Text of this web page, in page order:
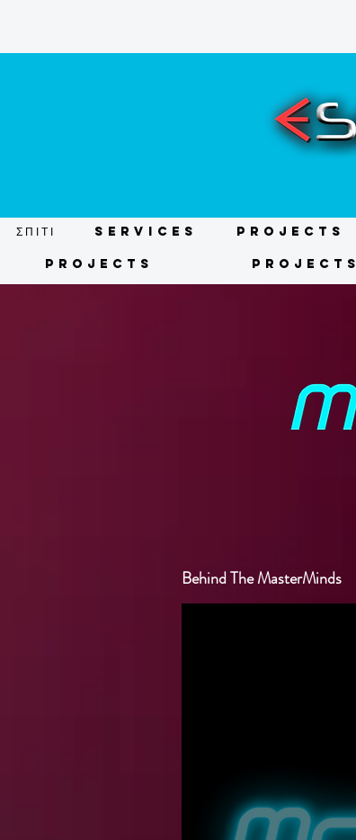
ΣΠΙΤΙ Services Projects
Projects Projects
Behind The MasterMinds